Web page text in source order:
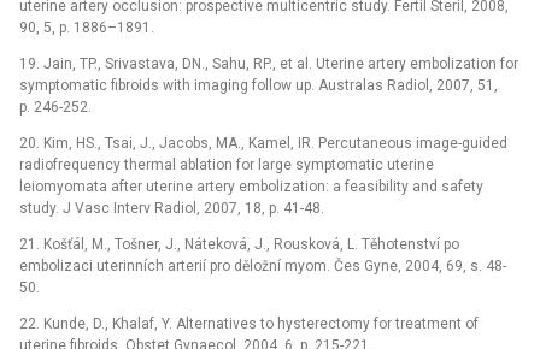
uterine artery occlusion: prospective multicentric study. Fertil Steril, 2008,
90, 5, p. 1886–1891.
19. Jain, TP., Srivastava, DN., Sahu, RP., et al. Uterine artery embolization for
symptomatic fibroids with imaging follow up. Australas Radiol, 2007, 51,
p. 246-252.
20. Kim, HS., Tsai, J., Jacobs, MA., Kamel, IR. Percutaneous image-guided
radiofrequency thermal ablation for large symptomatic uterine
leiomyomata after uterine artery embolization: a feasibility and safety
study. J Vasc Interv Radiol, 2007, 18, p. 41-48.
21. Košťál, M., Tošner, J., Náteková, J., Rousková, L. Těhotenství po
embolizaci uterinních arterií pro děložní myom. Čes Gyne, 2004, 69, s. 48-
50.
22. Kunde, D., Khalaf, Y. Alternatives to hysterectomy for treatment of
uterine fibroids. Obstet Gynaecol, 2004, 6, p. 215-221.